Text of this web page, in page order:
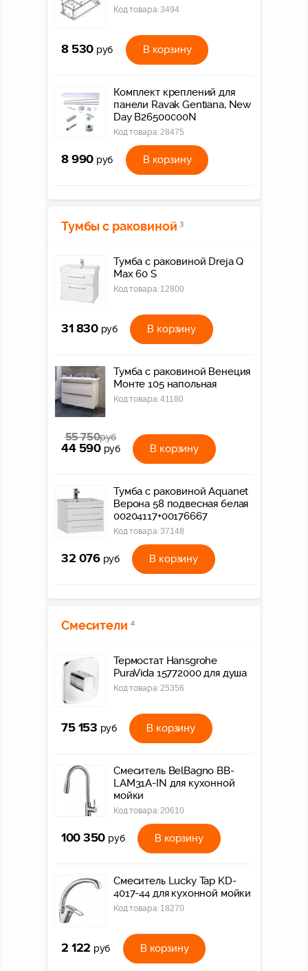
Код товара:3494
8 530 руб В корзину
Комплект креплений для
панели Ravak Gentiana, New
Day B26500000N
Код товара:28475
8 990 руб В корзину
Тумбы с раковиной 3
Тумба c раковиной Dreja Q
Max 60 S
Код товара: 12800
31 830 руб В корзину
Тумба с раковиной Венеция
Монте 105 напольная
Код товара:41180
55 750руб
44 590 руб В корзину
Тумба с раковиной Aquanet
Верона 58 подвесная белая
00204117+00176667
Код товара:37148
32 076 руб В корзину
Смесители 4
Термостат Hansgrohe
PuraVida 15772000 для душа
Код товара:25356
75 153 руб В корзину
Смеситель BelBagno BB-
LAM31A-IN для кухонной
мойки
Код товара:20610
100 350 руб В корзину
Смеситель Lucky Tap KD-
4017-44 для кухонной мойки
Код товара: 18270
2 122 руб В корзину